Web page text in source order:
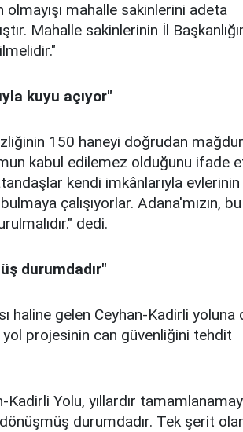
mahalle sakinlerini adeta
Mahalle sakinlerinin İl
kuyu açıyor"
150 haneyi doğrudan mağdur
kabul edilemez olduğunu ifade
kendi imkânlarıyla evlerinin
çalışıyorlar. Adana'mızın, bu
dedi.
durumdadır"
haline gelen Ceyhan-Kadirli yoluna
projesinin can güvenliğini tehdit
Kadirli Yolu, yıllardır
durumdadır. Tek şerit